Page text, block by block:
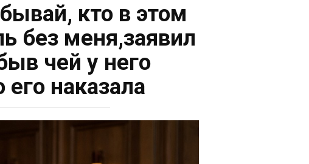
кто в этом
без меня,заявил
чей у него
наказала